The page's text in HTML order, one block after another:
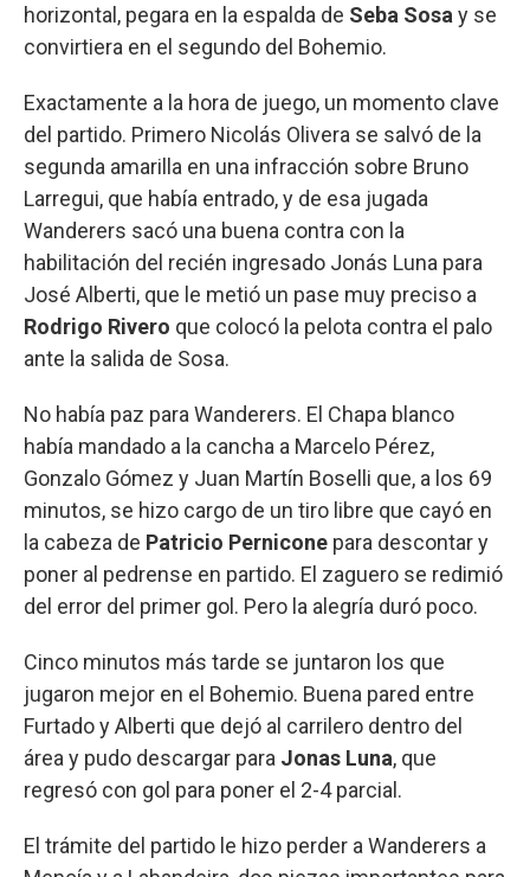
horizontal, pegara en la espalda de Seba Sosa y se
convirtiera en el segundo del Bohemio.
Exactamente a la hora de juego, un momento clave
del partido. Primero Nicolás Olivera se salvó de la
segunda amarilla en una infracción sobre Bruno
Larregui, que había entrado, y de esa jugada
Wanderers sacó una buena contra con la
habilitación del recién ingresado Jonás Luna para
José Alberti, que le metió un pase muy preciso a
Rodrigo Rivero que colocó la pelota contra el palo
ante la salida de Sosa.
No había paz para Wanderers. El Chapa blanco
había mandado a la cancha a Marcelo Pérez,
Gonzalo Gómez y Juan Martín Boselli que, a los 69
minutos, se hizo cargo de un tiro libre que cayó en
la cabeza de Patricio Pernicone para descontar y
poner al pedrense en partido. El zaguero se redimió
del error del primer gol. Pero la alegría duró poco.
Cinco minutos más tarde se juntaron los que
jugaron mejor en el Bohemio. Buena pared entre
Furtado y Alberti que dejó al carrilero dentro del
área y pudo descargar para Jonas Luna, que
regresó con gol para poner el 2-4 parcial.
El trámite del partido le hizo perder a Wanderers a